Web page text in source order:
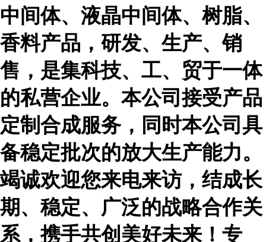
中间体、液晶中间体、树脂、
香料产品，研发、生产、销
售，是集科技、工、贸于一体
的私营企业。本公司接受产品
定制合成服务，同时本公司具
备稳定批次的放大生产能力。
竭诚欢迎您来电来访，结成长
期、稳定、广泛的战略合作关
系，携手共创美好未来！专